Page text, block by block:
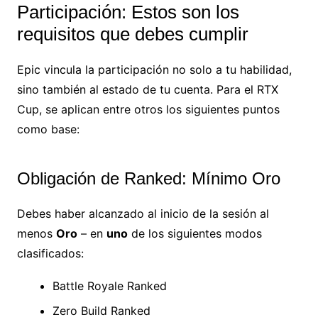
Participación: Estos son los
requisitos que debes cumplir
Epic vincula la participación no solo a tu habilidad,
sino también al estado de tu cuenta. Para el RTX
Cup, se aplican entre otros los siguientes puntos
como base:
Obligación de Ranked: Mínimo Oro
Debes haber alcanzado al inicio de la sesión al
menos Oro– en unode los siguientes modos
clasificados:
Battle Royale Ranked
Zero Build Ranked